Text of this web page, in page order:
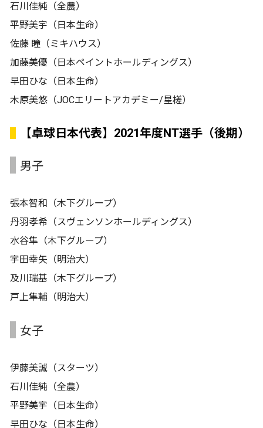
石川佳純（全農）
平野美宇（日本生命）
佐藤 瞳（ミキハウス）
加藤美優（日本ペイントホールディングス）
早田ひな（日本生命）
木原美悠（JOCエリートアカデミー/星槎）
【卓球日本代表】2021年度NT選手（後期）
男子
張本智和（木下グループ）
丹羽孝希（スヴェンソンホールディングス）
水谷隼（木下グループ）
宇田幸矢（明治大）
及川瑞基（木下グループ）
戸上隼輔（明治大）
女子
伊藤美誠（スターツ）
石川佳純（全農）
平野美宇（日本生命）
早田ひな（日本生命）